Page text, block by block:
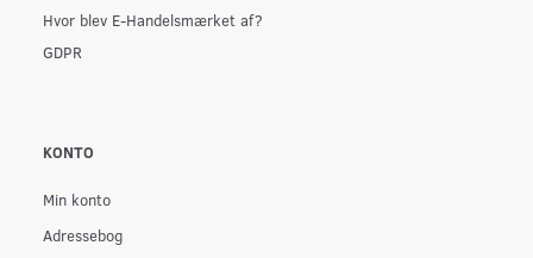
Hvor blev E-Handelsmærket af?
GDPR
KONTO
Min konto
Adressebog